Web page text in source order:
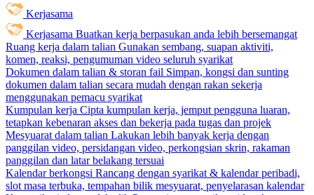
Kerjasama
Kerjasama Buatkan kerja berpasukan anda lebih bersemangat
Ruang kerja dalam talian Gunakan sembang, suapan aktiviti,
komen, reaksi, pengumuman video seluruh syarikat
Dokumen dalam talian & storan fail Simpan, kongsi dan sunting
dokumen dalam talian secara mudah dengan rakan sekerja
menggunakan pemacu syarikat
Kumpulan kerja Cipta kumpulan kerja, jemput pengguna luaran,
tetapkan kebenaran akses dan bekerja pada tugas dan projek
Mesyuarat dalam talian Lakukan lebih banyak kerja dengan
panggilan video, persidangan video, perkongsian skrin, rakaman
panggilan dan latar belakang tersuai
Kalendar berkongsi Rancang dengan syarikat & kalendar peribadi,
slot masa terbuka, tempahan bilik mesyuarat, penyelarasan kalendar